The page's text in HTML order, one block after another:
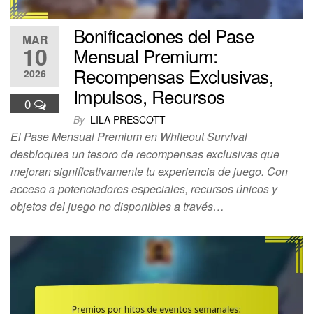
MAR
10
2026
0
Bonificaciones del Pase
Mensual Premium:
Recompensas Exclusivas,
Impulsos, Recursos
By LILA PRESCOTT
El Pase Mensual Premium en Whiteout Survival
desbloquea un tesoro de recompensas exclusivas que
mejoran significativamente tu experiencia de juego. Con
acceso a potenciadores especiales, recursos únicos y
objetos del juego no disponibles a través…